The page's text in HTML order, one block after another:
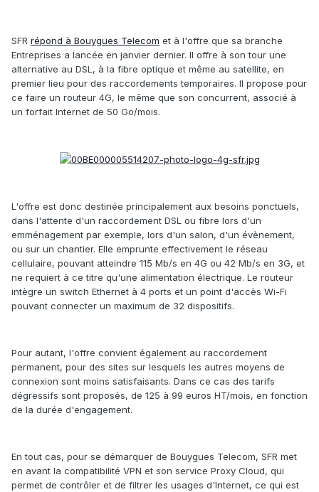
SFR répond à Bouygues Telecom et à l'offre que sa branche
Entreprises a lancée en janvier dernier. Il offre à son tour une
alternative au DSL, à la fibre optique et même au satellite, en
premier lieu pour des raccordements temporaires. Il propose pour
ce faire un routeur 4G, le même que son concurrent, associé à
un forfait Internet de 50 Go/mois.
L'offre est donc destinée principalement aux besoins ponctuels,
dans l'attente d'un raccordement DSL ou fibre lors d'un
emménagement par exemple, lors d'un salon, d'un évènement,
ou sur un chantier. Elle emprunte effectivement le réseau
cellulaire, pouvant atteindre 115 Mb/s en 4G ou 42 Mb/s en 3G, et
ne requiert à ce titre qu'une alimentation électrique. Le routeur
intègre un switch Ethernet à 4 ports et un point d'accès Wi-Fi
pouvant connecter un maximum de 32 dispositifs.
Pour autant, l'offre convient également au raccordement
permanent, pour des sites sur lesquels les autres moyens de
connexion sont moins satisfaisants. Dans ce cas des tarifs
dégressifs sont proposés, de 125 à 99 euros HT/mois, en fonction
de la durée d'engagement.
En tout cas, pour se démarquer de Bouygues Telecom, SFR met
en avant la compatibilité VPN et son service Proxy Cloud, qui
permet de contrôler et de filtrer les usages d'Internet, ce qui est